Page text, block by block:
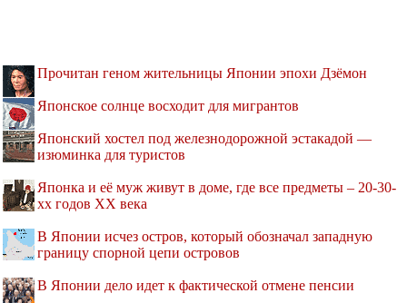
Прочитан геном жительницы Японии эпохи Дзёмон
Японское солнце восходит для мигрантов
Японский хостел под железнодорожной эстакадой —
изюминка для туристов
Японка и её муж живут в доме, где все предметы – 20-30-
хх годов XX века
В Японии исчез остров, который обозначал западную
границу спорной цепи островов
В Японии дело идет к фактической отмене пенсии